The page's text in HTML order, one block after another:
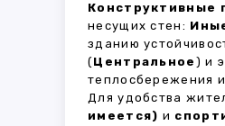
Конструктивные
несущих стен:
зданию
(Центральное ) и
теплосбережения
Для удобства
имеется) и